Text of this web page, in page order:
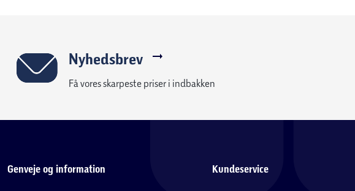
Nyhedsbrev
Få vores skarpeste priser i indbakken
Genveje og information Kundeservice